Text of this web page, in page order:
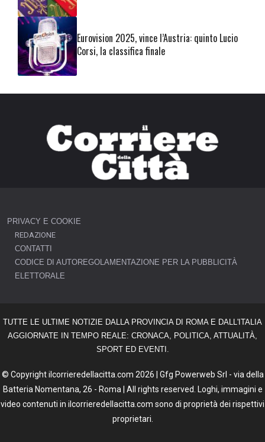
Eurovision 2025, vince l’Austria: quinto Lucio
Corsi, la classifica finale
PRIVACY E COOKIE
REDAZIONE
CONTATTI
CODICE DI AUTOREGOLAMENTAZIONE PER LA PUBBLICITÀ
ELETTORALE
TUTTE LE ULTIME NOTIZIE DALLA PROVINCIA DI ROMA E DALL'ITALIA
AGGIORNATE IN TEMPO REALE: CRONACA, POLITICA, ATTUALITÀ,
SPORT ED EVENTI.
© Copyright ilcorrieredellacitta.com 2026 | Gfg Powerweb Srl - via della
Batteria Nomentana, 26 - Roma | All rights reserved. Loghi, immagini e
video contenuti in ilcorrieredellacitta.com sono di proprietà dei rispettivi
proprietari.